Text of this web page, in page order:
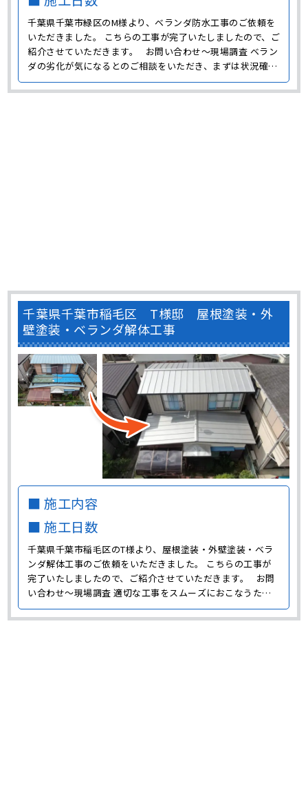
千葉県千葉市緑区のM様より、ベランダ防水工事のご依頼を
いただきました。 こちらの工事が完了いたしましたので、ご
紹介させていただきます。 お問い合わせ～現場調査 ベラン
ダの劣化が気になるとのご相談をいただき、まずは状況確認
のために現場に伺いました。 M様邸ではベランダで家庭菜園
をしたりガーデニングをしたりと、ベランダをよく活用して
いたようです。 また、床材が敷き詰められてい･･･
千葉県千葉市稲毛区 T様邸 屋根塗装・外
壁塗装・ベランダ解体工事
■ 施工内容
■ 施工日数
千葉県千葉市稲毛区のT様より、屋根塗装・外壁塗装・ベラ
ンダ解体工事のご依頼をいただきました。 こちらの工事が
完了いたしましたので、ご紹介させていただきます。 お問
い合わせ～現場調査 適切な工事をスムーズにおこなうため
に、まずは現場調査に伺い劣化状態の確認をおこないまし
た。 T様邸はかなり築年数が経過していることから、屋根・
外壁ともに劣化が進んでいる状態でした。 また、下屋･･･